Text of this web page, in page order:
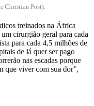
Christian Post).
treinados na África
cirurgião geral para cada
para cada 4,5 milhões de
de lá quer ser pago
nas escadas porque
que viver com sua dor”,